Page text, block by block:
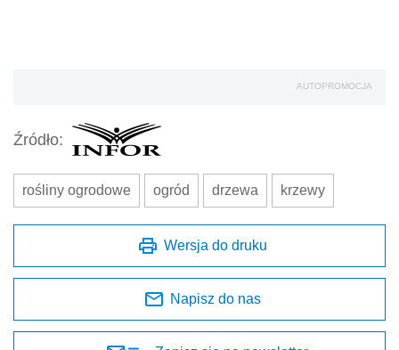
AUTOPROMOCJA
Źródło:
rośliny ogrodowe ogród drzewa krzewy
Wersja do druku
Napisz do nas